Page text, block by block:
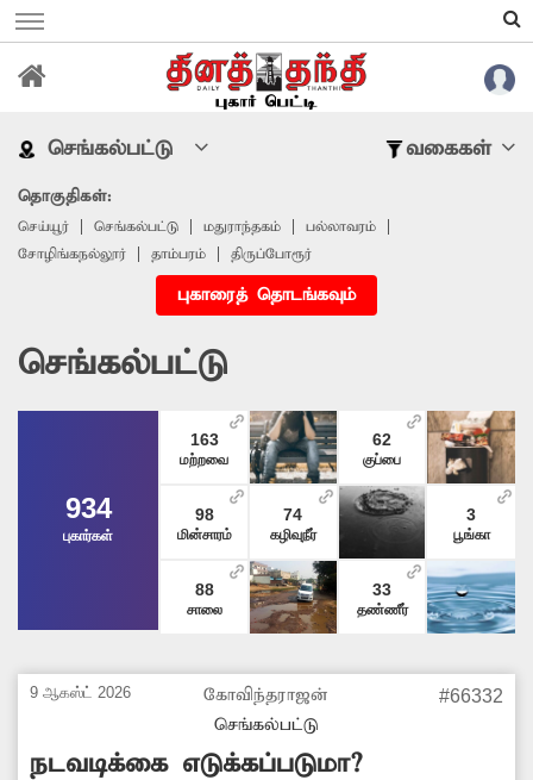
செங்கல்பட்டு வகைகள்
தொகுதிகள்:
செய்யூர் செங்கல்பட்டு மதுராந்தகம்
பல்லாவரம்
சோழிங்கநல்லூர்
தாம்பரம் திருப்போரூர்
புகாரைத் தொடங்கவும்
செங்கல்பட்டு
934
புகார்கள்
163
மற்றவை
98
மின்சாரம்
88
சாலை
74
கழிவுநீர்
62
குப்பை
33
தண்ணீர்
3
பூங்கா
9 ஆகஸ்ட் 2026
கோவிந்தராஜன்
செங்கல்பட்டு
#66332
நடவடிக்கை எடுக்கப்படுமா?